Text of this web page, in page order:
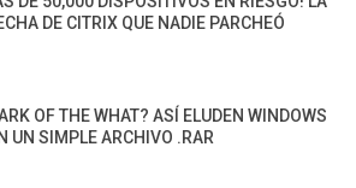
DE CITRIX QUE NADIE PARCHEÓ
OF THE WHAT? ASÍ ELUDEN WINDOWS
UN SIMPLE ARCHIVO .RAR